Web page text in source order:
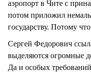
аэропорт в Чите с
потом приложил
государству. Потому
Сергей Федорович
выделяются огромные
Да и особых